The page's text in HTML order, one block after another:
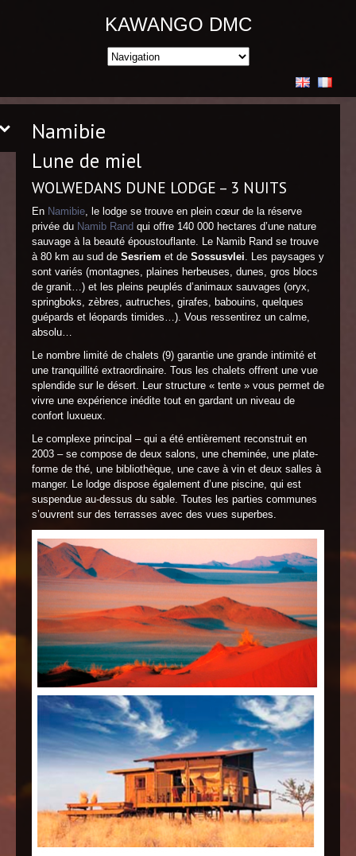
KAWANGO DMC
Namibie
Lune de miel
WOLWEDANS DUNE LODGE – 3 NUITS
En Namibie , le lodge se trouve en plein cœur de la réserve
privée du Namib Rand qui offre 140 000 hectares d’une nature
sauvage à la beauté époustouflante. Le Namib Rand se trouve
à 80 km au sud de Sesriem et de Sossusvlei . Les paysages y
sont variés (montagnes, plaines herbeuses, dunes, gros blocs
de granit…) et les pleins peuplés d’animaux sauvages (oryx,
springboks, zèbres, autruches, girafes, babouins, quelques
guépards et léopards timides…). Vous ressentirez un calme,
absolu…
Le nombre limité de chalets (9) garantie une grande intimité et
une tranquillité extraordinaire. Tous les chalets offrent une vue
splendide sur le désert. Leur structure « tente » vous permet de
vivre une expérience inédite tout en gardant un niveau de
confort luxueux.
Le complexe principal – qui a été entièrement reconstruit en
2003 – se compose de deux salons, une cheminée, une plate-
forme de thé, une bibliothèque, une cave à vin et deux salles à
manger. Le lodge dispose également d’une piscine, qui est
suspendue au-dessus du sable. Toutes les parties communes
s’ouvrent sur des terrasses avec des vues superbes.